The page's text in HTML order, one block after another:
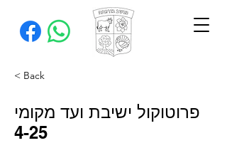
< Back
פרוטוקול ישיבת ועד מקומי
4-25